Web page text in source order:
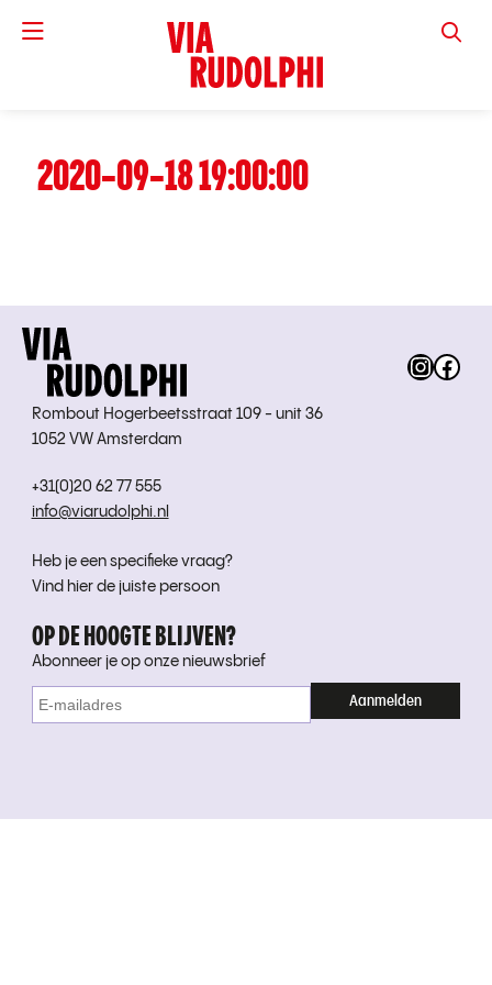
VIA
2020-09-18 19:00:00
Rombout Hogerbeetsstraat 109 - unit 36
1052 VW Amsterdam
+31(0)20 62 77 555
info@viarudolphi.nl
Heb je een specifieke vraag?
Vind hier de juiste persoon
OP DE HOOGTE BLIJVEN?
Abonneer je op onze nieuwsbrief